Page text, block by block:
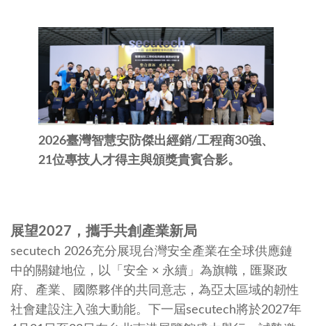
2026臺灣智慧安防傑出經銷/工程商30強、
21位專技人才得主與頒獎貴賓合影。
展望2027，攜手共創產業新局
secutech 2026充分展現台灣安全產業在全球供應鏈
中的關鍵地位，以「安全 × 永續」為旗幟，匯聚政
府、產業、國際夥伴的共同意志，為亞太區域的韌性
社會建設注入強大動能。下一屆secutech將於2027年